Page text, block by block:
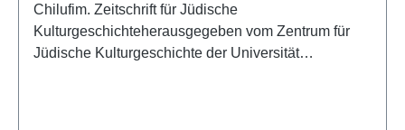
Chilufim. Zeitschrift für Jüdische
Kulturgeschichteherausgegeben vom Zentrum für
Jüdische Kulturgeschichte der Universität